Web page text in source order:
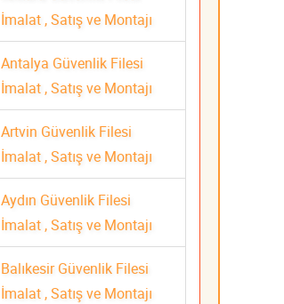
İmalat , Satış ve Montajı
Antalya Güvenlik Filesi
İmalat , Satış ve Montajı
Artvin Güvenlik Filesi
İmalat , Satış ve Montajı
Aydın Güvenlik Filesi
İmalat , Satış ve Montajı
Balıkesir Güvenlik Filesi
İmalat , Satış ve Montajı